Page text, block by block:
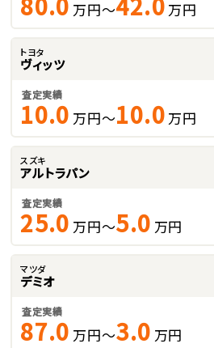
万円～ 万円
トヨタ
ヴィッツ
査定実績
10.0 万円～10.0 万円
スズキ
アルトラパン
査定実績
25.0 万円～5.0 万円
マツダ
デミオ
査定実績
87.0 万円～3.0 万円